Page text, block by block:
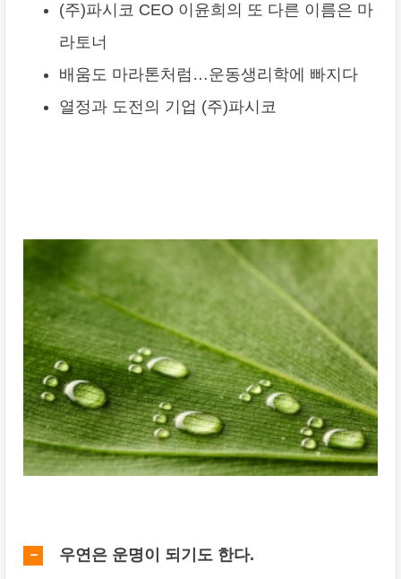
(주)파시코 CEO 이윤희의 또 다른 이름은 마
라토너
배움도 마라톤처럼…운동생리학에 빠지다
열정과 도전의 기업 (주)파시코
우연은 운명이 되기도 한다.